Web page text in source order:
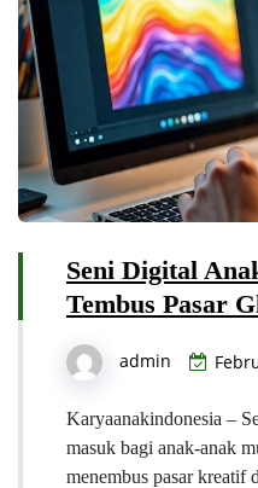
Seni Digital
Tembus Pasar
admin
Karyaanakindonesia –
masuk bagi anak-anak
menembus pasar